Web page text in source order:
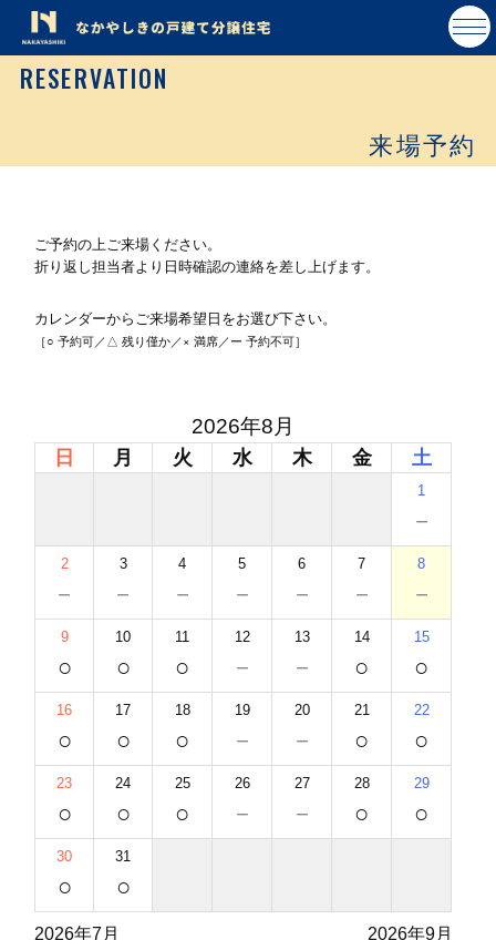
RESERVATION
来場予約
ご予約の上ご来場ください。
折り返し担当者より日時確認の連絡を差し上げます。
カレンダーからご来場希望日をお選び下さい。
［○ 予約可／△ 残り僅か／× 満席／ー 予約不可］
2026年8月
日 月 火 水 木 金 土
1
－
2
－
3
－
4
－
5
－
6
－
7
－
8
－
9
○
10
○
11
○
12
－
13
－
14
○
15
○
16
○
17
○
18
○
19
－
20
－
21
○
22
○
23
○
24
○
25
○
26
－
27
－
28
○
29
○
30
○
31
○
2026年7月 2026年9月